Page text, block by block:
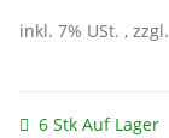
inkl. 7% USt. , zzgl.
6 Stk Auf Lager